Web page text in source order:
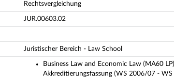
Rechtsvergleichung
JUR.00603.02
Juristischer Bereich - Law School
Business Law and Economic Law (MA60
Akkreditierungsfassung (WS 2006/07 -